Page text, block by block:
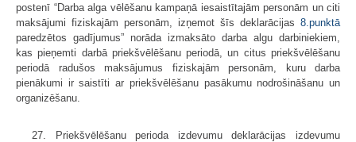
postenī “Darba alga vēlēšanu kampaņā iesaistītajām personām un citi
maksājumi fiziskajām personām, izņemot šīs deklarācijas 8.punktā
paredzētos gadījumus” norāda izmaksāto darba algu darbiniekiem,
kas pieņemti darbā priekšvēlēšanu periodā, un citus priekšvēlēšanu
periodā radušos maksājumus fiziskajām personām, kuru darba
pienākumi ir saistīti ar priekšvēlēšanu pasākumu nodrošināšanu un
organizēšanu.
27. Priekšvēlēšanu perioda izdevumu deklarācijas izdevumu